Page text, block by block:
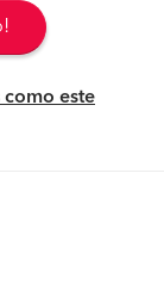
como este